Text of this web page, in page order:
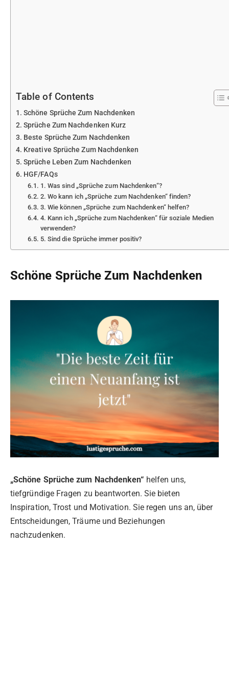
Table of Contents
Schöne Sprüche Zum Nachdenken
Sprüche Zum Nachdenken Kurz
Beste Sprüche Zum Nachdenken
Kreative Sprüche Zum Nachdenken
Sprüche Leben Zum Nachdenken
HGF/FAQs
1. Was sind „Sprüche zum Nachdenken“?
2. Wo kann ich „Sprüche zum Nachdenken“ finden?
3. Wie können „Sprüche zum Nachdenken“ helfen?
4. Kann ich „Sprüche zum Nachdenken“ für soziale Medien
verwenden?
5. Sind die Sprüche immer positiv?
Schöne Sprüche Zum Nachdenken
„Schöne Sprüche zum Nachdenken“ helfen uns,
tiefgründige Fragen zu beantworten. Sie bieten
Inspiration, Trost und Motivation. Sie regen uns an, über
Entscheidungen, Träume und Beziehungen
nachzudenken.